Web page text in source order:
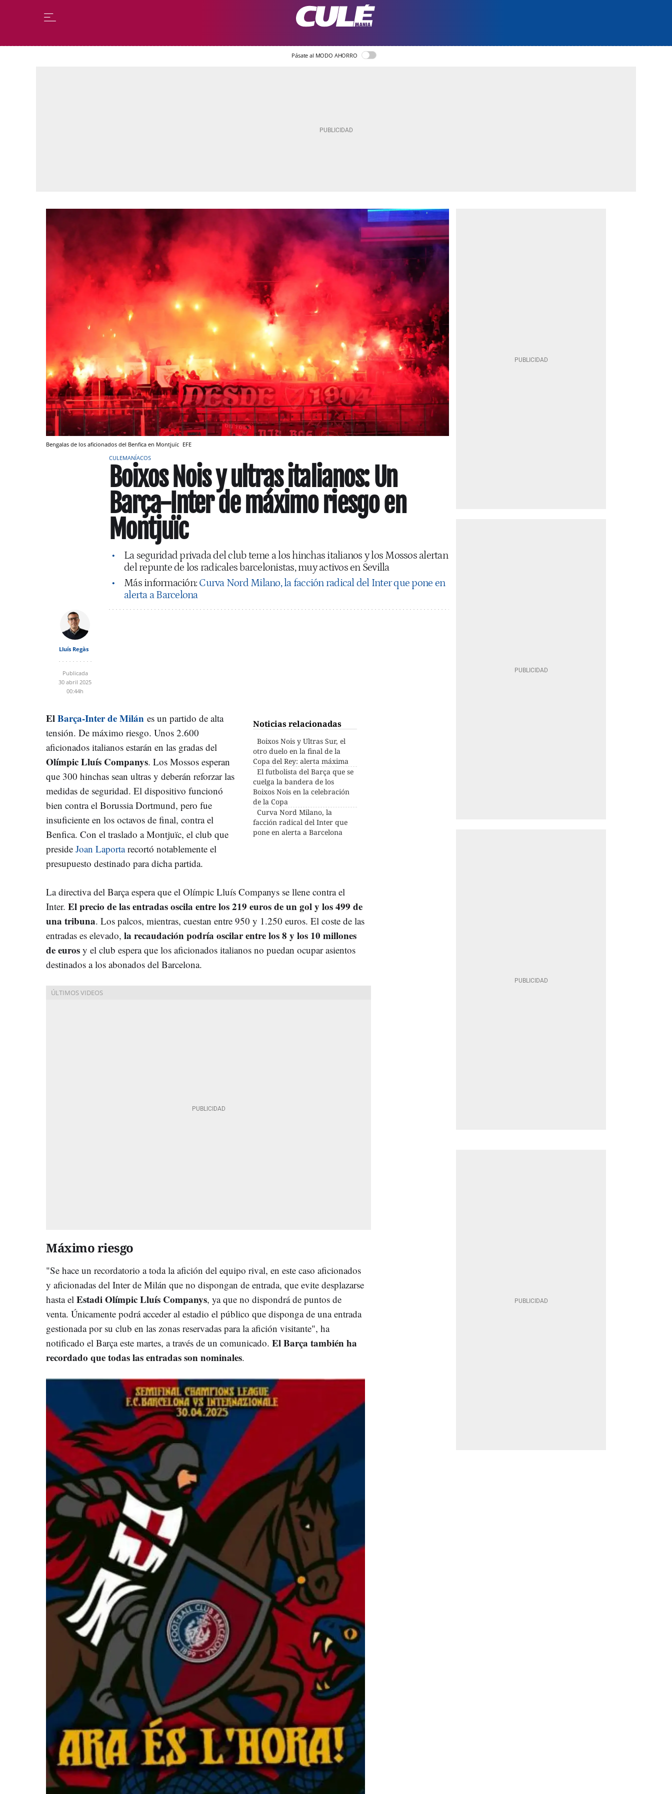
Pásate al MODO AHORRO
Bengalas de los aficionados del Benfica en Montjuïc EFE
CULEMANÍACOS
Boixos Nois y ultras italianos: Un
Barça-Inter de máximo riesgo en
Montjuïc
La seguridad privada del club teme a los hinchas italianos y los Mossos alertan
del repunte de los radicales barcelonistas, muy activos en Sevilla
Más información: Curva Nord Milano, la facción radical del Inter que pone en
alerta a Barcelona
Lluís Regàs
Publicada
30 abril 2025
00:44h
Noticias relacionadas
Boixos Nois y Ultras Sur, el
otro duelo en la final de la
Copa del Rey: alerta máxima
El futbolista del Barça que se
cuelga la bandera de los
Boixos Nois en la celebración
de la Copa
Curva Nord Milano, la
facción radical del Inter que
pone en alerta a Barcelona
ElBarça-Inter de Milán es un partido de alta
tensión. De máximo riesgo. Unos 2.600
aficionados italianos estarán en las gradas del
Olímpic Lluís Companys. Los Mossos esperan
que 300 hinchas sean ultras y deberán reforzar las
medidas de seguridad. El dispositivo funcionó
bien contra el Borussia Dortmund, pero fue
insuficiente en los octavos de final, contra el
Benfica. Con el traslado a Montjuïc, el club que
preside Joan Laportarecortó notablemente el
presupuesto destinado para dicha partida.
La directiva del Barça espera que el Olímpic Lluís Companys se llene contra el
Inter. El precio de las entradas oscila entre los 219 euros de un gol y los 499 de
una tribuna. Los palcos, mientras, cuestan entre 950 y 1.250 euros. El coste de las
entradas es elevado, la recaudación podría oscilar entre los 8 y los 10 millones
de euros y el club espera que los aficionados italianos no puedan ocupar asientos
destinados a los abonados del Barcelona.
Máximo riesgo
"Se hace un recordatorio a toda la afición del equipo rival, en este caso aficionados
y aficionadas del Inter de Milán que no dispongan de entrada, que evite desplazarse
hasta el Estadi Olímpic Lluís Companys, ya que no dispondrá de puntos de
venta. Únicamente podrá acceder al estadio el público que disponga de una entrada
gestionada por su club en las zonas reservadas para la afición visitante", ha
notificado el Barça este martes, a través de un comunicado. El Barça también ha
recordado que todas las entradas son nominales.